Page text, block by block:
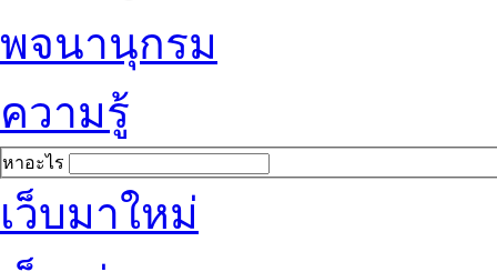
พจนานุกรม
ความรู้
หาอะไร
เว็บมาใหม่